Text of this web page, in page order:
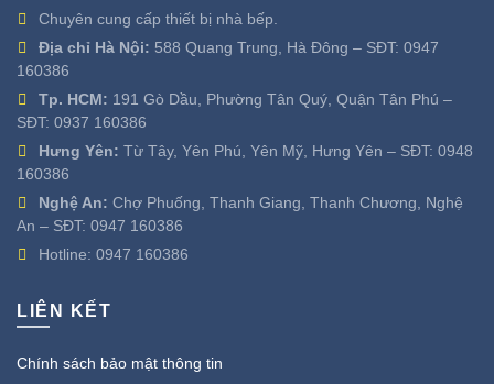
Chuyên cung cấp thiết bị nhà bếp.
Địa chỉ Hà Nội: 588 Quang Trung, Hà Đông – SĐT: 0947
160386
Tp. HCM: 191 Gò Dầu, Phường Tân Quý, Quận Tân Phú –
SĐT: 0937 160386
Hưng Yên: Từ Tây, Yên Phú, Yên Mỹ, Hưng Yên – SĐT: 0948
160386
Nghệ An: Chợ Phuống, Thanh Giang, Thanh Chương, Nghệ
An – SĐT: 0947 160386
Hotline: 0947 160386
LIÊN KẾT
Chính sách bảo mật thông tin